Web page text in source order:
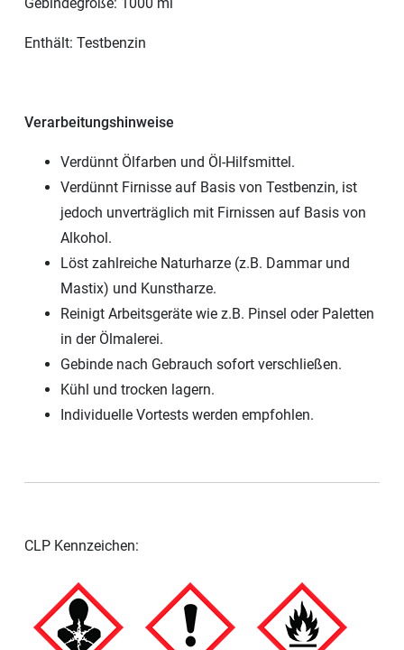
Enthält: Testbenzin
Verarbeitungshinweise
Verdünnt Ölfarben und Öl-Hilfsmittel.
Verdünnt Firnisse auf Basis von Testbenzin, ist
jedoch unverträglich mit Firnissen auf Basis von
Alkohol.
Löst zahlreiche Naturharze (z.B. Dammar und
Mastix) und Kunstharze.
Reinigt Arbeitsgeräte wie z.B. Pinsel oder Paletten
in der Ölmalerei.
Gebinde nach Gebrauch sofort verschließen.
Kühl und trocken lagern.
Individuelle Vortests werden empfohlen.
CLP Kennzeichen: